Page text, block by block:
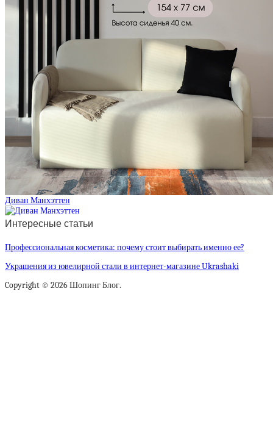
Диван Манхэттен
Интересные статьи
Профессиональная косметика: почему стоит выбирать именно ее?
Украшения из ювелирной стали в интернет-магазине Ukrashaki
Copyright © 2026 Шопинг Блог.